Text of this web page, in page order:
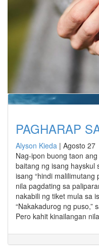
PAGHARAP
Alyson Kieda | Agosto 27
Nag-ipon buong taon
baitang ng isang hayskul
isang “hindi malilimutang
nila pagdating sa
nakabili ng tiket mula sa
“Nakakadurog ng puso,”
Pero kahit kinailangan